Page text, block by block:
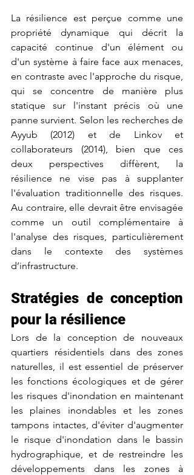
La résilience est perçue comme une
propriété dynamique qui décrit la
capacité continue d'un élément ou
d'un système à faire face aux menaces,
en contraste avec l'approche du risque,
qui se concentre de manière plus
statique sur l'instant précis où une
panne survient. Selon les recherches de
Ayyub (2012) et de Linkov et
collaborateurs (2014), bien que ces
deux perspectives diffèrent, la
résilience ne vise pas à supplanter
l'évaluation traditionnelle des risques.
Au contraire, elle devrait être envisagée
comme un outil complémentaire à
l'analyse des risques, particulièrement
dans le contexte des systèmes
d’infrastructure.
Stratégies de conception
pour la résilience
Lors de la conception de nouveaux
quartiers résidentiels dans des zones
naturelles, il est essentiel de préserver
les fonctions écologiques et de gérer
les risques d'inondation en maintenant
les plaines inondables et les zones
tampons intactes, d'éviter d'augmenter
le risque d'inondation dans le bassin
hydrographique, et de restreindre les
développements dans les zones à